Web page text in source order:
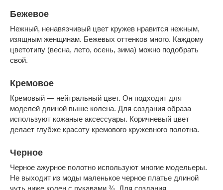
Бежевое
Нежный, ненавязчивый цвет кружев нравится нежным,
изящным женщинам. Бежевых оттенков много. Каждому
цветотипу (весна, лето, осень, зима) можно подобрать
свой.
Кремовое
Кремовый — нейтральный цвет. Он подходит для
моделей длиной выше колена. Для создания образа
используют кожаные аксессуары. Коричневый цвет
делает глубже красоту кремового кружевного полотна.
Черное
Черное ажурное полотно используют многие модельеры.
Не выходит из моды маленькое черное платье длиной